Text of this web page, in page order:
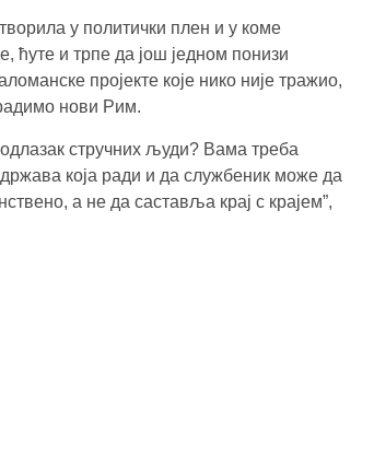
у политички плен и у коме
ћуте и трпе да још једном понизи
пројекте које нико није тражио,
нови Рим.
стручних људи? Вама треба
која ради и да службеник може да
а не да саставља крај с крајем”,